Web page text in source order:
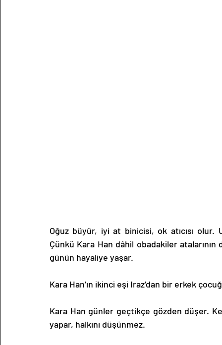
Oğuz büyür, iyi at binicisi, ok atıcısı olur.
Çünkü Kara Han dâhil obadakiler
günün hayaliye yaşar.
Kara Han’ın ikinci eşi Iraz’dan bir erkek
Kara Han günler geçtikçe gözden düşer.
yapar, halkını düşünmez.